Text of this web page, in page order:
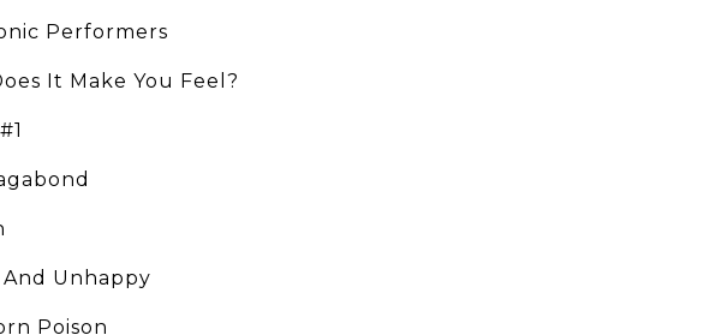
Performers
It Make You Feel?
Unhappy
Poison